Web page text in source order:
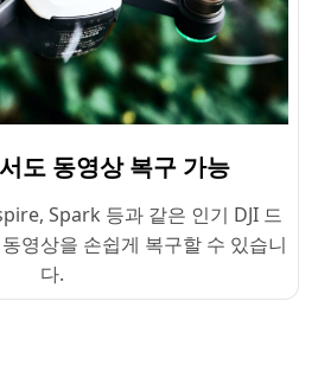
도 동영상 복구 가능
Spark 등과 같은 인기 DJI 드
영상을 손쉽게 복구할 수 있습니
다.